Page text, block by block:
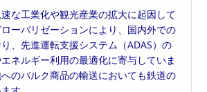
な工業化や観光産業の拡大に起因して
ーバリゼーションにより、国内外での
、先進運転支援システム（ADAS）の
ネルギー利用の最適化に寄与していま
のバルク商品の輸送においても鉄道の